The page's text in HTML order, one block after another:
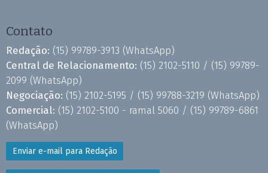
Contato
Redação: (15) 99789-3913 (WhatsApp)
Central de Relacionamento: (15) 2102-5110 / (15) 99789-
2099 (WhatsApp)
Negociação: (15) 2102-5195 / (15) 99788-3219 (WhatsApp)
Comercial: (15) 2102-5100 - ramal 5060 / (15) 99789-6861
(WhatsApp)
Enviar e-mail para Redação